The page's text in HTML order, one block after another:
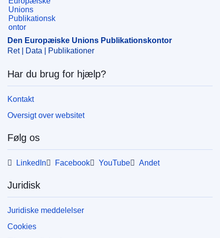
rumfartsindustri
tjenesteydelser
CELEX : 52020M9868(02)
OJ : JOC_2020_422_R_0001
Den Europæiske Unions Publikationskontor
Ret | Data | Publikationer
Har du brug for hjælp?
Kontakt
Oversigt over websitet
Følg os
LinkedIn Facebook YouTube Andet
Juridisk
Juridiske meddelelser
Cookies